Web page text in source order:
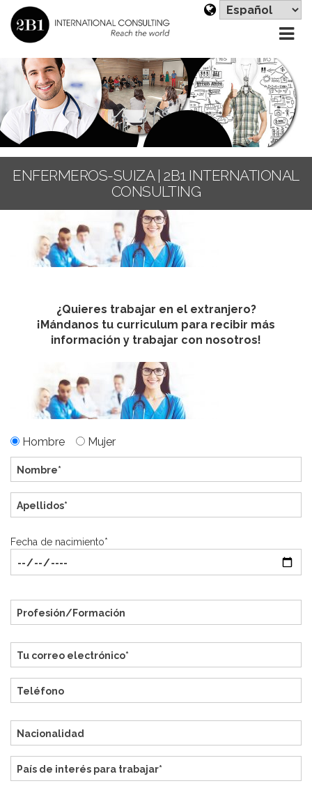
un
ENFERMEROS-SUIZA | 2B1 INTERNATIONAL
CONSULTING
¿Quieres trabajar en el extranjero?
¡Mándanos tu curriculum para recibir más
información y trabajar con nosotros!
Hombre Mujer
Fecha de nacimiento*